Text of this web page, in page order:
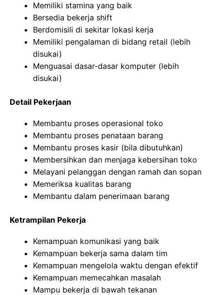
Memiliki stamina yang baik
Bersedia bekerja shift
Berdomisili di sekitar lokasi kerja
Memiliki pengalaman di bidang retail (lebih
disukai)
Menguasai dasar-dasar komputer (lebih
disukai)
Detail Pekerjaan
Membantu proses operasional toko
Membantu proses penataan barang
Membantu proses kasir (bila dibutuhkan)
Membersihkan dan menjaga kebersihan toko
Melayani pelanggan dengan ramah dan sopan
Memeriksa kualitas barang
Membantu dalam penerimaan barang
Ketrampilan Pekerja
Kemampuan komunikasi yang baik
Kemampuan bekerja sama dalam tim
Kemampuan mengelola waktu dengan efektif
Kemampuan memecahkan masalah
Mampu bekerja di bawah tekanan